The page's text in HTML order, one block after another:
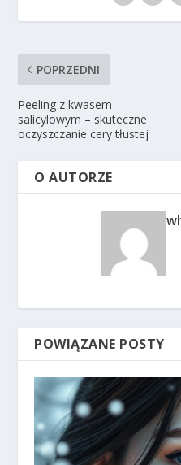
POPRZEDNI
Peeling z kwasem
salicylowym – skuteczne
oczyszczanie cery tłustej
O AUTORZE
POWIĄZANE POSTY